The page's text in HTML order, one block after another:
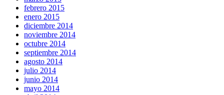
febrero 2015
enero 2015
diciembre 2014
noviembre 2014
octubre 2014
septiembre 2014
agosto 2014
julio 2014
junio 2014
mayo 2014